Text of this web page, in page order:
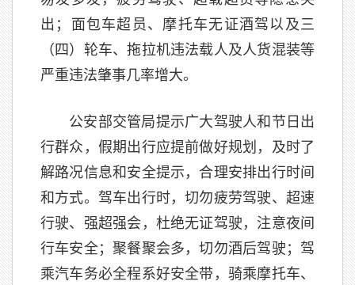
出；面包车超员、摩托车无证酒驾以及三
（四）轮车、拖拉机违法载人及人货混装等
严重违法肇事几率增大。
公安部交管局提示广大驾驶人和节日出
行群众，假期出行应提前做好规划，及时了
解路况信息和安全提示，合理安排出行时间
和方式。驾车出行时，切勿疲劳驾驶、超速
行驶、强超强会，杜绝无证驾驶，注意夜间
行车安全；聚餐聚会多，切勿酒后驾驶；驾
乘汽车务必全程系好安全带，骑乘摩托车、